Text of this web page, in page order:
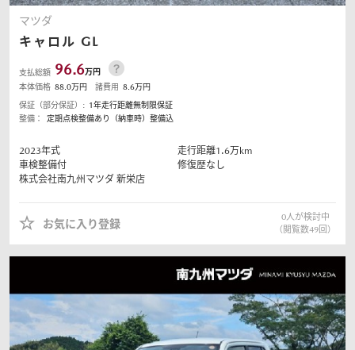
お問合せ/FAQ
ニュースルーム
企業・IR・採用
マツダ
キャロル GL
支払総額 96.6万円
本体価格 88.0万円 諸費用 8.6万円
保証（部分保証）: 1年走行距離無制限保証
整備：
定期点検整備あり（納車時）整備込
2023年式 走行距離1.6万km
車検整備付
修復歴なし
株式会社南九州マツダ 新栄店
お気に入り登録
0人が検討中
（閲覧数49回）